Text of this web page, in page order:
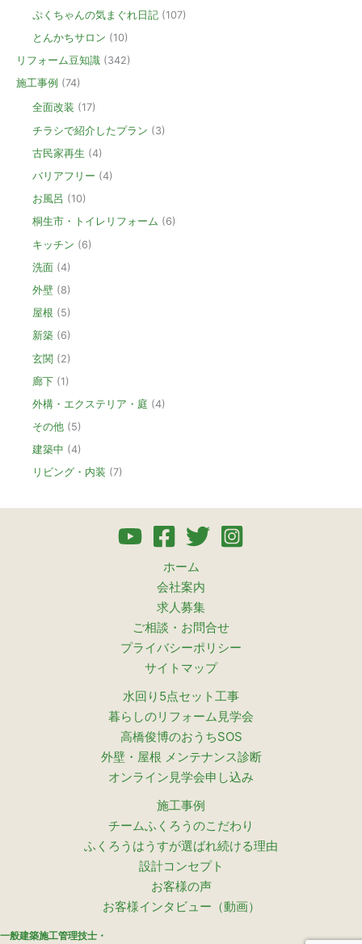
ぷくちゃんの気まぐれ日記 (107)
とんかちサロン (10)
リフォーム豆知識 (342)
施工事例 (74)
全面改装 (17)
チラシで紹介したプラン (3)
古民家再生 (4)
バリアフリー (4)
お風呂 (10)
桐生市・トイレリフォーム (6)
キッチン (6)
洗面 (4)
外壁 (8)
屋根 (5)
新築 (6)
玄関 (2)
廊下 (1)
外構・エクステリア・庭 (4)
その他 (5)
建築中 (4)
リビング・内装 (7)
ホーム
会社案内
求人募集
ご相談・お問合せ
プライバシーポリシー
サイトマップ
水回り5点セット工事
暮らしのリフォーム見学会
高橋俊博のおうちSOS
外壁・屋根 メンテナンス診断
オンライン見学会申し込み
施工事例
チームふくろうのこだわり
ふくろうはうすが選ばれ続ける理由
設計コンセプト
お客様の声
お客様インタビュー（動画）
一般建築施工管理技士・